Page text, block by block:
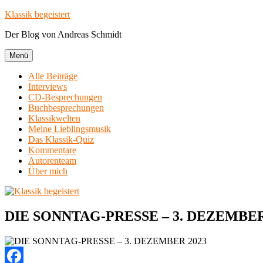
Zum
springen
Klassik begeistert
Der Blog von Andreas Schmidt
Menü
Alle Beiträge
Interviews
CD-Besprechungen
Buchbesprechungen
Klassikwelten
Meine Lieblingsmusik
Das Klassik-Quiz
Kommentare
Autorenteam
Über mich
DIE SONNTAG-PRESSE – 3.